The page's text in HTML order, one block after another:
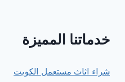
خدماتنا المميزة
شراء اثاث مستعمل الكويت